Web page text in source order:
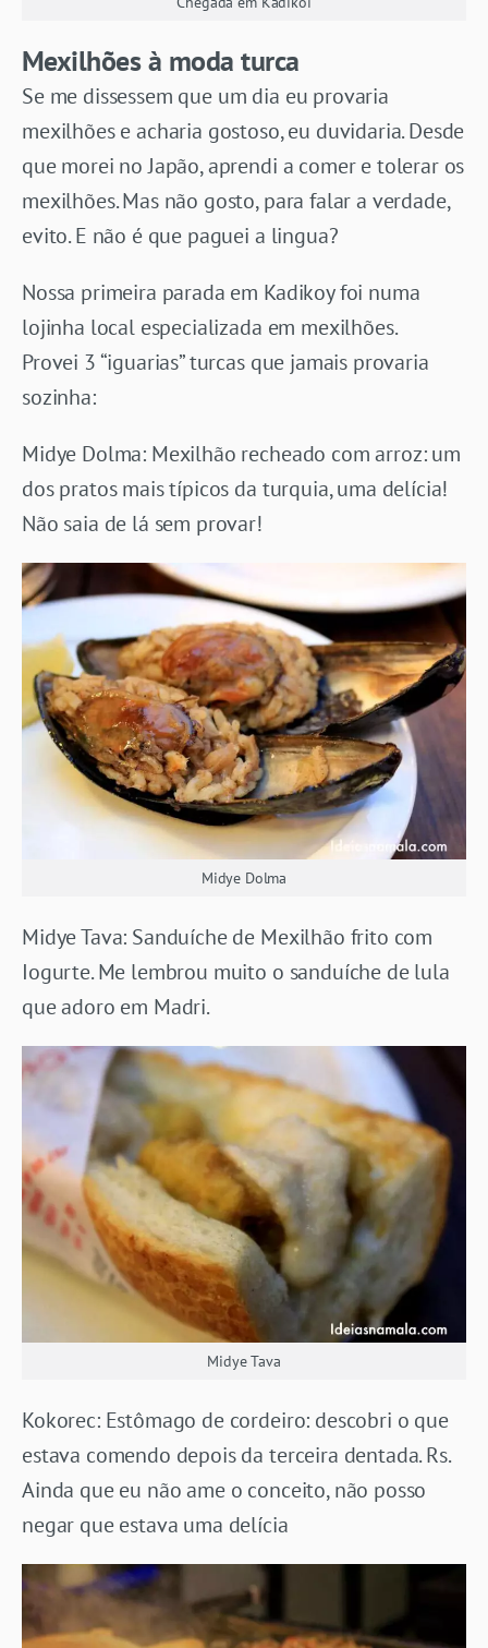
Mexilhões à moda turca
Se me dissessem que um dia eu provaria
mexilhões e acharia gostoso, eu duvidaria. Desde
que morei no Japão, aprendi a comer e tolerar os
mexilhões. Mas não gosto, para falar a verdade,
evito. E não é que paguei a lingua?
Nossa primeira parada em Kadikoy foi numa
lojinha local especializada em mexilhões.
Provei 3 “iguarias” turcas que jamais provaria
sozinha:
Midye Dolma: Mexilhão recheado com arroz: um
dos pratos mais típicos da turquia, uma delícia!
Não saia de lá sem provar!
Midye Dolma
Midye Tava: Sanduíche de Mexilhão frito com
Iogurte. Me lembrou muito o sanduíche de lula
que adoro em Madri.
Midye Tava
Kokorec: Estômago de cordeiro: descobri o que
estava comendo depois da terceira dentada. Rs.
Ainda que eu não ame o conceito, não posso
negar que estava uma delícia